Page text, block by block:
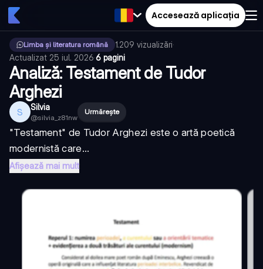
Accesează aplicația
Limba și literatura română 1.209 vizualizări·
Actualizat 25 iul. 2026·6 pagini
Analiză: Testament de Tudor
Arghezi
S Silvia
@silvia_z81nw
Urmărește
"Testament" de Tudor Arghezi este o artă poetică
modernistă care...
Afișează mai mult